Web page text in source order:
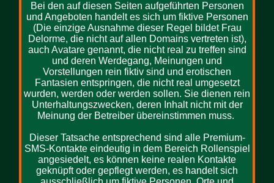
Bei den auf diesen Seiten aufgeführten Personen
und Angeboten handelt es sich um fiktive Personen
(Die einzige Ausnahme dieser Regel bildet Frau
Delorme, die nicht auf allen Domains vertreten ist),
auch Avatare genannt, die nicht real zu treffen sind
und deren Werdegang, Meinungen und
Vorstellungen rein fiktiv sind und erotischen
Fantasien entspringen, die nicht real umgesetzt
wurden, werden oder werden sollen. Sie dienen rein
Unterhaltungszwecken, deren Inhalt nicht mit der
Meinung der Betreiber übereinstimmen muss.
Dieser Tatsache entsprechend sind alle Premium-
SMS-Kontakte eindeutig in dem Bereich Rollenspiel
angesiedelt, es können keine realen Kontakte
geknüpft oder gepflegt werden, es handelt sich